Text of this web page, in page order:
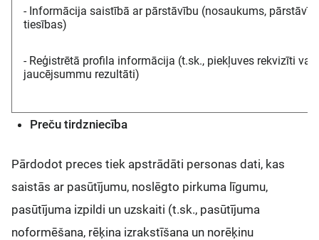
- Informācija saistībā ar pārstāvību (nosaukums,
tiesības)
- Reģistrētā profila informācija (t.sk., piekļuves rekvizīti vai
jaucējsummu rezultāti)
Preču tirdzniecība
Pārdodot preces tiek apstrādāti personas dati, kas
saistās ar pasūtījumu, noslēgto pirkuma līgumu,
pasūtījuma izpildi un uzskaiti (t.sk., pasūtījuma
noformēšana, rēķina izrakstīšana un norēķinu